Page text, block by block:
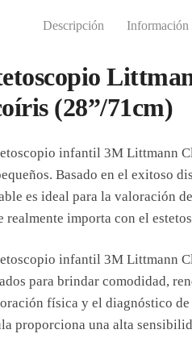
Descripción Información
(28”/71cm)
infantil 3M Littmann
Basado en el exitoso
es ideal para la valoración
realmente importa con el
infantil 3M Littmann
para brindar comodidad,
física y el diagnóstico
proporciona una alta